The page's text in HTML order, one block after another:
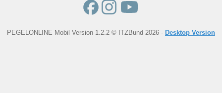
PEGELONLINE Mobil Version 1.2.2 © ITZBund 2026 - Desktop Version